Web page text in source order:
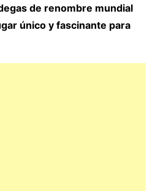
de renombre mundial
único y fascinante para